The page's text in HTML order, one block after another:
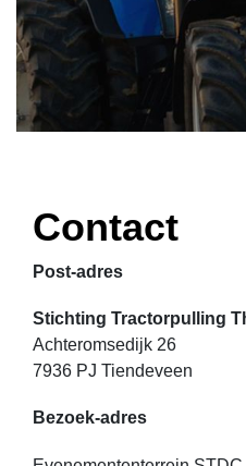
Contact
Post-adres
Stichting Tractorpulling
Achteromsedijk 26
7936 PJ Tiendeveen
Bezoek-adres